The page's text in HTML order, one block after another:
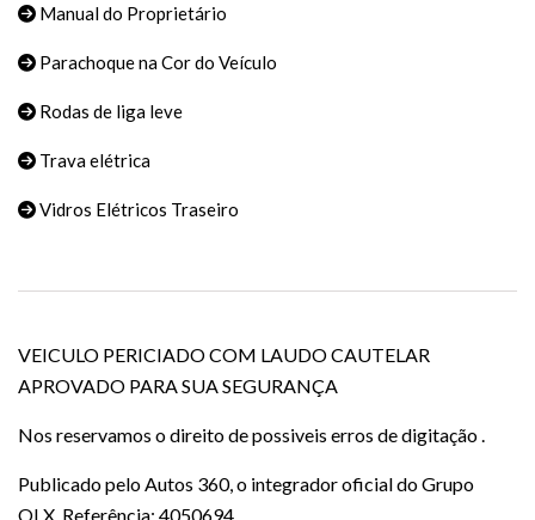
Manual do Proprietário
Parachoque na Cor do Veículo
Rodas de liga leve
Trava elétrica
Vidros Elétricos Traseiro
VEICULO PERICIADO COM LAUDO CAUTELAR
APROVADO PARA SUA SEGURANÇA
Nos reservamos o direito de possiveis erros de digitação .
Publicado pelo Autos 360, o integrador oficial do Grupo
OLX. Referência: 4050694